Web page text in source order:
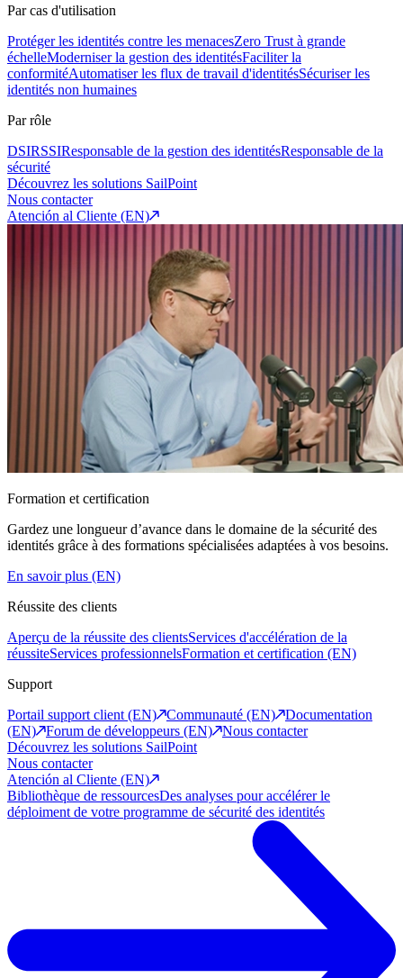
Par cas d'utilisation
Protéger les identités contre les menacesZero Trust à grande
échelleModerniser la gestion des identitésFaciliter la
conformitéAutomatiser les flux de travail d'identitésSécuriser les
identités non humaines
Par rôle
DSIRSSIResponsable de la gestion des identitésResponsable de la
sécurité
Découvrez les solutions SailPoint
Nous contacter
Atención al Cliente (EN)
Formation et certification
Gardez une longueur d’avance dans le domaine de la sécurité des
identités grâce à des formations spécialisées adaptées à vos besoins.
En savoir plus (EN)
Réussite des clients
Aperçu de la réussite des clientsServices d'accélération de la
réussiteServices professionnelsFormation et certification (EN)
Support
Portail support client (EN)
Communauté (EN)
Documentation
(EN)
Forum de développeurs (EN)
Nous contacter
Découvrez les solutions SailPoint
Nous contacter
Atención al Cliente (EN)
Bibliothèque de ressourcesDes analyses pour accélérer le
déploiment de votre programme de sécurité des identités